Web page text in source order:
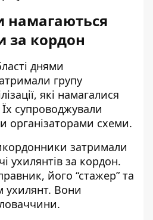
намагаються
за кордон
днями
групу
які намагалися
супроводжували
організаторами схеми.
затримали
ухилянтів за кордон.
його “стажер” та
ухилянт. Вони